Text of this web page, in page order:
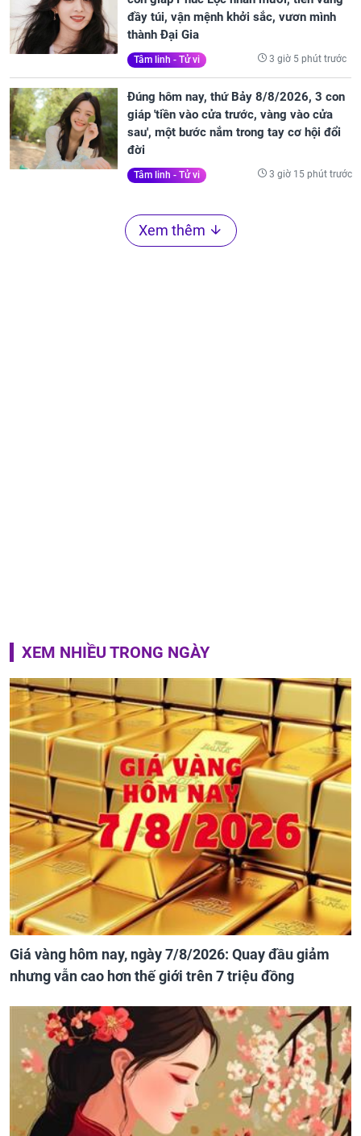
đầy túi, vận mệnh khởi sắc, vươn mình
thành Đại Gia
Tâm linh - Tử vi 3 giờ 5 phút trước
Đúng hôm nay, thứ Bảy 8/8/2026, 3 con
giáp 'tiền vào cửa trước, vàng vào cửa
sau', một bước nắm trong tay cơ hội đổi
đời
Tâm linh - Tử vi 3 giờ 15 phút trước
Xem thêm
XEM NHIỀU TRONG NGÀY
Giá vàng hôm nay, ngày 7/8/2026: Quay đầu giảm
nhưng vẫn cao hơn thế giới trên 7 triệu đồng